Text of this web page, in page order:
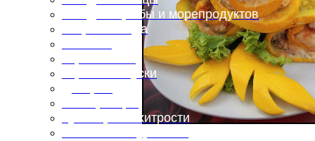
Блюда из рыбы и морепродуктов
Вторые блюда
Горячие закуски
Кулинарные хитрости